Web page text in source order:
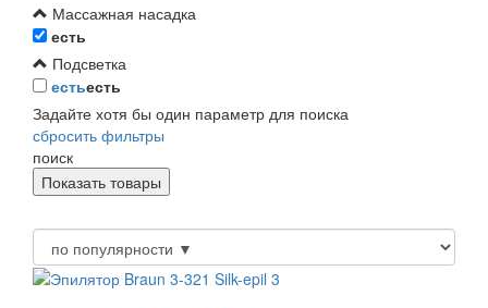
Массажная насадка
есть
Подсветка
естьесть
Задайте хотя бы один параметр для поиска
сбросить фильтры
поиск